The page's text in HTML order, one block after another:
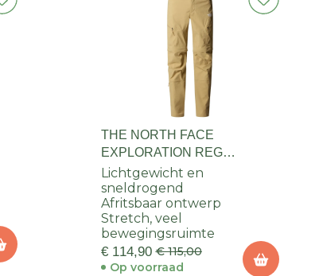
THE NORTH FACE
EXPLORATION REG
TAPERED CONVER. PANT
HEREN
Lichtgewicht en
sneldrogend
Afritsbaar ontwerp
Stretch, veel
bewegingsruimte
€ 114,90 € 115,00
Op voorraad